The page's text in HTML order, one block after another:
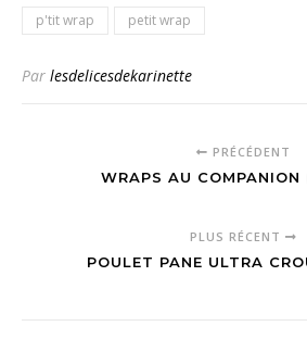
p'tit wrap petit wrap
Par lesdelicesdekarinette
PRÉCÉDENT
WRAPS AU COMPANION
PLUS RÉCENT
POULET PANE ULTRA